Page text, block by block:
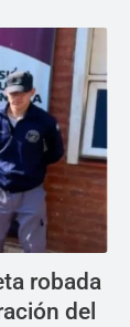
robada
del